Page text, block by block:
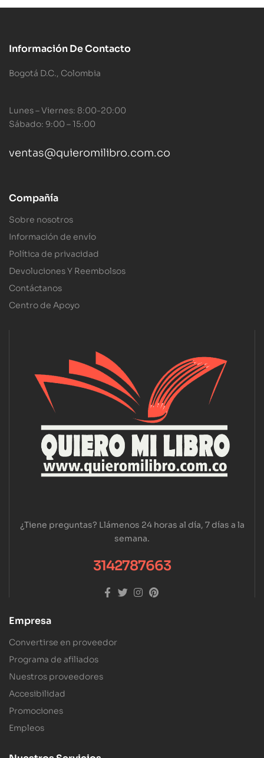
Información De Contacto
Bogotá D.C., Colombia
Lunes – Viernes: 8:00-20:00
Sábado: 9:00 – 15:00
ventas@quieromilibro.com.co
Compañía
Sobre nosotros
Información de envío
Política de privacidad
Devoluciones Y Reembolsos
Contáctanos
Centro de Apoyo
¿Tiene preguntas? Llámenos 24 horas al día, 7 días a la
semana.
3142787663
Empresa
Convertirse en proveedor
Programa de afiliados
Nuestros proveedores
Accesibilidad
Promociones
Empleos